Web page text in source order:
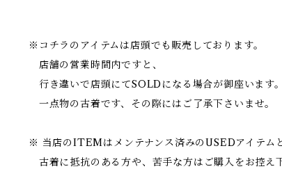
※コチラのアイテムは店頭でも販売しております。
店舗の営業時間内ですと、
行き違いで店頭にてSOLDになる場合が御座います
一点物の古着です、その際にはご了承下さいませ。
※ 当店のITEMはメンテナンス済みのUSEDアイテム
古着に抵抗のある方や、苦手な方はご購入をお控え